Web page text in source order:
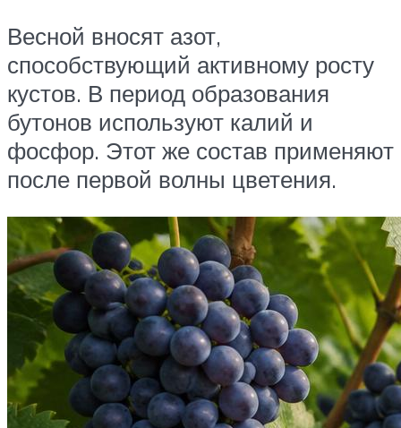
Весной вносят азот,
способствующий активному росту
кустов. В период образования
бутонов используют калий и
фосфор. Этот же состав применяют
после первой волны цветения.